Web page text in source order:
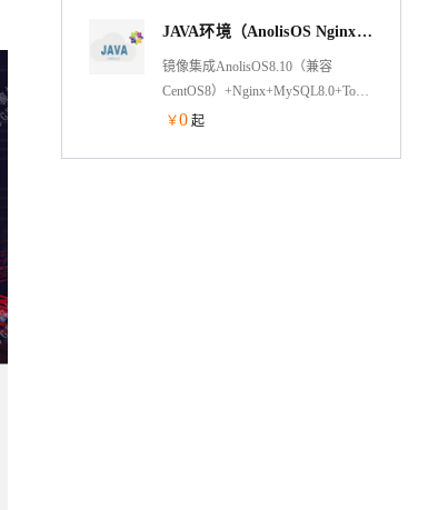
Alibaba Cloud Linux 3+宝塔Linux面
化安装，简单易用。
JAVA环境（AnolisOS Nginx Tomcat8 JDK）
镜像集成AnolisOS8.10（兼容
CentOS8）
Nginx处理静态资源，Tomcat以apr模
￥0 起